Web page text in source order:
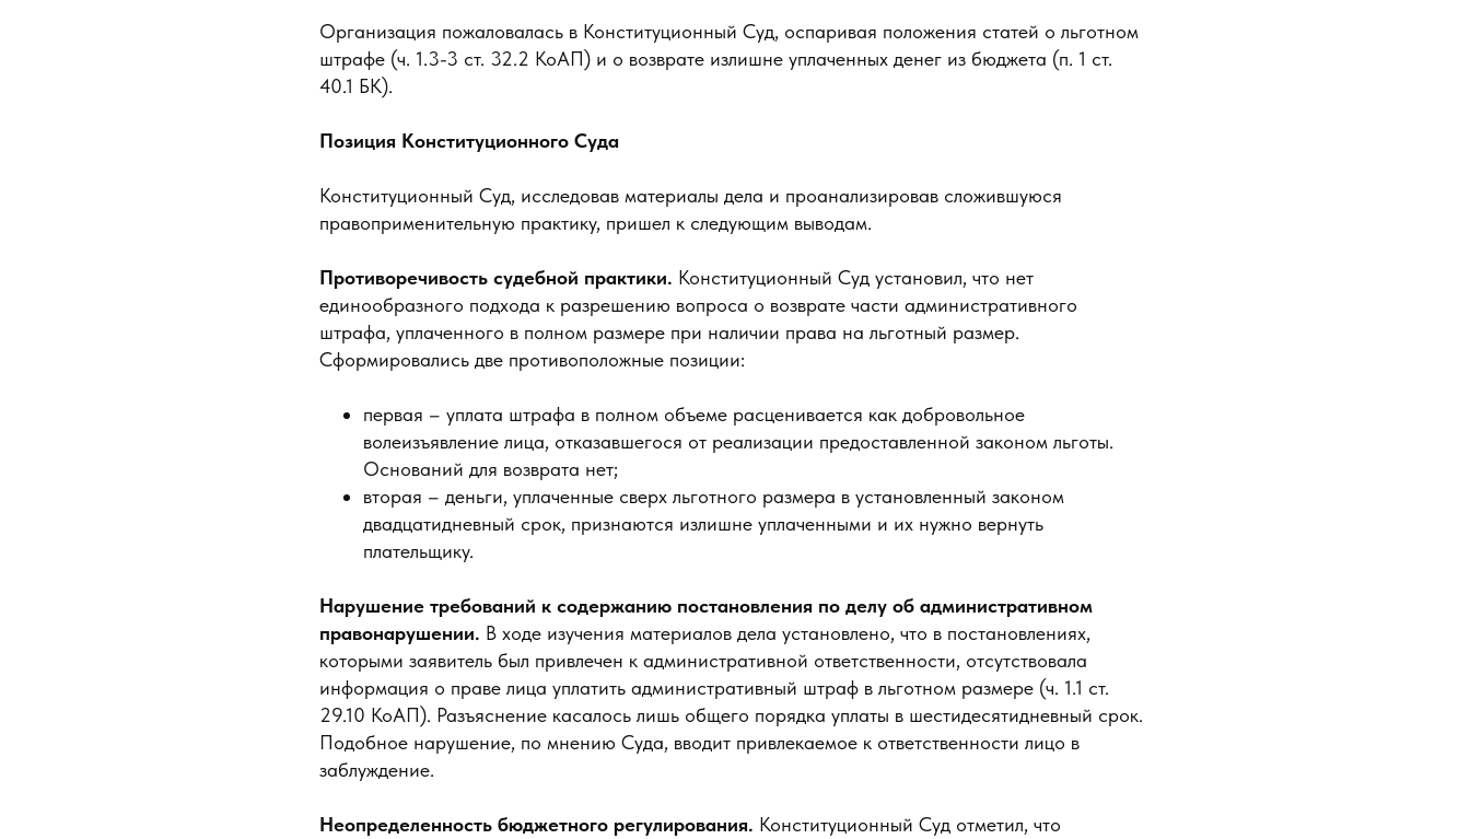
Организация пожаловалась в Конституционный Суд, оспаривая положения статей о льготном
штрафе (ч. 1.3-3 ст. 32.2 КоАП) и о возврате излишне уплаченных денег из бюджета (п. 1 ст.
40.1 БК).
Позиция Конституционного Суда
Конституционный Суд, исследовав материалы дела и проанализировав сложившуюся
правоприменительную практику, пришел к следующим выводам.
Противоречивость судебной практики. Конституционный Суд установил, что нет
единообразного подхода к разрешению вопроса о возврате части административного
штрафа, уплаченного в полном размере при наличии права на льготный размер.
Сформировались две противоположные позиции:
первая – уплата штрафа в полном объеме расценивается как добровольное
волеизъявление лица, отказавшегося от реализации предоставленной законом льготы.
Оснований для возврата нет;
вторая – деньги, уплаченные сверх льготного размера в установленный законом
двадцатидневный срок, признаются излишне уплаченными и их нужно вернуть
плательщику.
Нарушение требований к содержанию постановления по делу об административном
правонарушении. В ходе изучения материалов дела установлено, что в постановлениях,
которыми заявитель был привлечен к административной ответственности, отсутствовала
информация о праве лица уплатить административный штраф в льготном размере (ч. 1.1 ст.
29.10 КоАП). Разъяснение касалось лишь общего порядка уплаты в шестидесятидневный срок.
Подобное нарушение, по мнению Суда, вводит привлекаемое к ответственности лицо в
заблуждение.
Неопределенность бюджетного регулирования. Конституционный Суд отметил, что